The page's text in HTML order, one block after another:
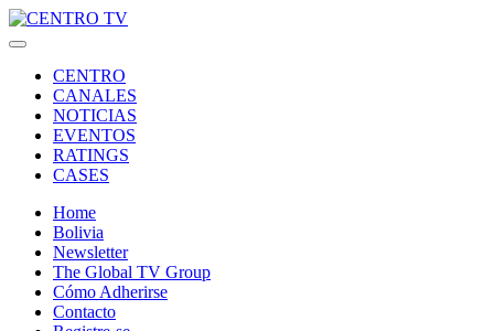
CENTRO
CANALES
NOTICIAS
EVENTOS
RATINGS
CASES
Home
Bolivia
Newsletter
The Global TV Group
Cómo Adherirse
Contacto